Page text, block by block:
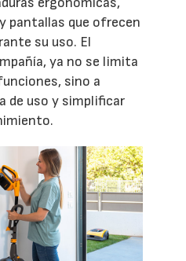
pantallas que ofrecen
su uso. El
ya no se limita
sino a
de uso y simplificar